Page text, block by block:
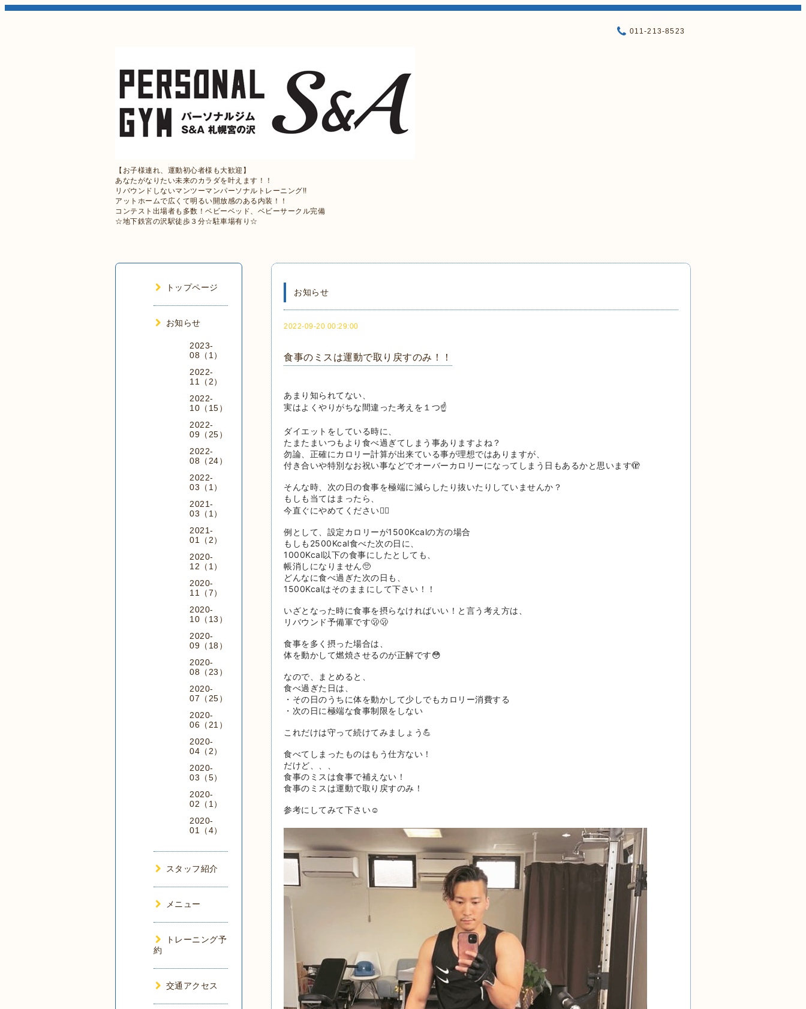
【お子様連れ、運動初心者様も大歓迎】
あなたがなりたい未来のカラダを叶えます！！
リバウンドしないマンツーマンパーソナルトレーニング!!
アットホームで広くて明るい開放感のある内装！！
コンテスト出場者も多数！ベビーベッド、ベビーサークル完備
☆地下鉄宮の沢駅徒歩３分☆駐車場有り☆
011-213-8523
お知らせ
2022-09-20 00:29:00
食事のミスは運動で取り戻すのみ！！
あまり知られてない、
実はよくやりがちな間違った考えを１つ☝️
ダイエットをしている時に、
たまたまいつもより食べ過ぎてしまう事ありますよね？
勿論、正確にカロリー計算が出来ている事が理想ではありますが、
付き合いや特別なお祝い事などでオーバーカロリーになってしまう日もあるかと思います🫣
そんな時、次の日の食事を極端に減らしたり抜いたりしていませんか？
もしも当てはまったら、
今直ぐにやめてください🙅‍♂️
例として、設定カロリーが1500Kcalの方の場合
もしも2500Kcal食べた次の日に、
1000Kcal以下の食事にしたとしても、
帳消しになりません🥺
どんなに食べ過ぎた次の日も、
1500Kcalはそのままにして下さい！！
いざとなった時に食事を摂らなければいい！と言う考え方は、
リバウンド予備軍です🫢🫢
食事を多く摂った場合は、
体を動かして燃焼させるのが正解です😳
なので、まとめると、
食べ過ぎた日は、
・その日のうちに体を動かして少しでもカロリー消費する
・次の日に極端な食事制限をしない
これだけは守って続けてみましょう💪
食べてしまったものはもう仕方ない！
だけど、、、
食事のミスは食事で補えない！
食事のミスは運動で取り戻すのみ！
参考にしてみて下さい☺️
トップページ
お知らせ
2023-
08（1）
2022-
11（2）
2022-
10（15）
2022-
09（25）
2022-
08（24）
2022-
03（1）
2021-
03（1）
2021-
01（2）
2020-
12（1）
2020-
11（7）
2020-
10（13）
2020-
09（18）
2020-
08（23）
2020-
07（25）
2020-
06（21）
2020-
04（2）
2020-
03（5）
2020-
02（1）
2020-
01（4）
スタッフ紹介
メニュー
トレーニング予
約
交通アクセス